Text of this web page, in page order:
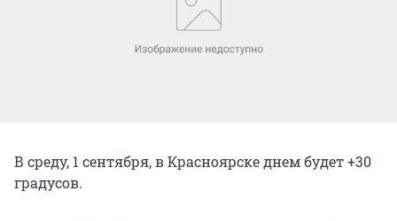
В среду, 1 сентября, в Красноярске днем будет +30
градусов.